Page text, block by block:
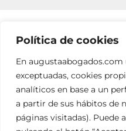
Política de cookies
En
exceptuadas, cookies
analíticos en base a un
a partir de sus hábitos de
páginas visitadas). Puede
SUSCRÍBETE A
RELLENA